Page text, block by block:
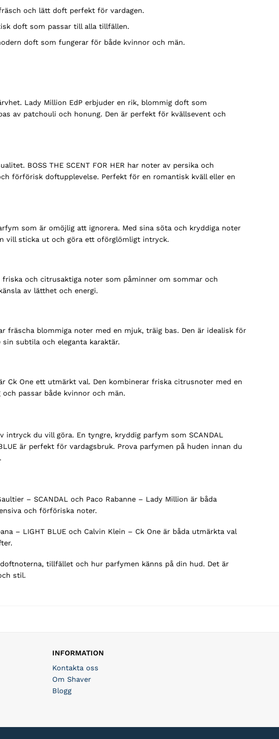
och lätt doft perfekt för vardagen.
doft som passar till alla tillfällen.
doft som fungerar för både kvinnor och män.
Lady Million EdP erbjuder en rik, blommig doft som
av patchouli och honung. Den är perfekt för kvällsevent och
BOSS THE SCENT FOR HER har noter av persika och
förförisk doftupplevelse. Perfekt för en romantisk kväll eller en
som är omöjlig att ignorera. Med sina söta och kryddiga noter
vill sticka ut och göra ett oförglömligt intryck.
friska och citrusaktiga noter som påminner om sommar och
av lätthet och energi.
fräscha blommiga noter med en mjuk, träig bas. Den är idealisk för
subtila och eleganta karaktär.
Ck One ett utmärkt val. Den kombinerar friska citrusnoter med en
passar både kvinnor och män.
du vill göra. En tyngre, kryddig parfym som SCANDAL
är perfekt för vardagsbruk. Prova parfymen på huden innan du
– SCANDAL och Paco Rabanne – Lady Million är båda
och förföriska noter.
– LIGHT BLUE och Calvin Klein – Ck One är båda utmärkta val
tillfället och hur parfymen känns på din hud. Det är
stil.
INFORMATION
Kontakta oss
Om Shaver
Blogg